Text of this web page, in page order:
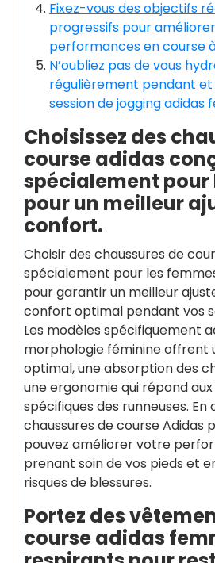
Fixez-vous des objectifs
progressifs pour
performances en course
N’oubliez pas de vous
régulièrement pendant
session de jogging adidas
Choisissez des
course adidas
spécialement pour
pour un meilleur
confort.
Choisir des chaussures de
spécialement pour les
pour garantir un meilleur
confort optimal pendant vos
Les modèles spécifiquement
morphologie féminine offrent
optimal, une absorption des
une ergonomie qui répond
spécifiques des runneuses.
chaussures de course Adidas
pouvez améliorer votre
prenant soin de vos pieds et
risques de blessures.
Portez des
course adidas